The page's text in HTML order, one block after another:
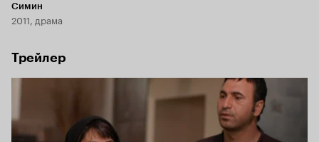
Симин
2011, драма
Трейлер